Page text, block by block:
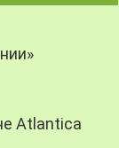
Atlantica